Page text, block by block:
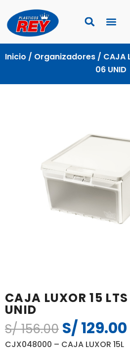
contenido
Inicio / Organizadores / CAJA
06 UNID
CAJA LUXOR 15
UNID
S/156.00 El
precio
S/129.00
CJX048000 – CAJA LUXOR 15L